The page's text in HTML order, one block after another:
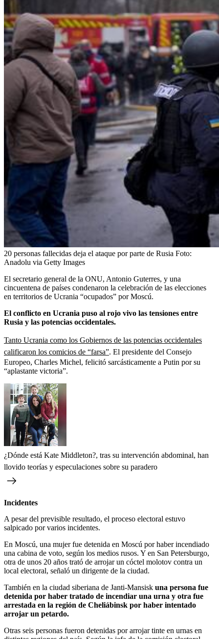
20 personas fallecidas deja el ataque por parte de Rusia Foto:
Anadolu via Getty Images
El secretario general de la ONU, Antonio Guterres, y una
cincuentena de países condenaron la celebración de las elecciones
en territorios de Ucrania “ocupados” por Moscú.
El conflicto en Ucrania puso al rojo vivo las tensiones entre
Rusia y las potencias occidentales.
Tanto Ucrania como los Gobiernos de las potencias occidentales
calificaron los comicios de “farsa”. El presidente del Consejo
Europeo, Charles Michel, felicitó sarcásticamente a Putin por su
“aplastante victoria”.
¿Dónde está Kate Middleton?, tras su intervención abdominal, han
llovido teorías y especulaciones sobre su paradero
Incidentes
A pesar del previsible resultado, el proceso electoral estuvo
salpicado por varios incidentes.
En Moscú, una mujer fue detenida en Moscú por haber incendiado
una cabina de voto, según los medios rusos. Y en San Petersburgo,
otra de unos 20 años trató de arrojar un cóctel molotov contra un
local electoral, señaló un dirigente de la ciudad.
También en la ciudad siberiana de Janti-Mansisk una persona fue
detenida por haber tratado de incendiar una urna y otra fue
arrestada en la región de Cheliábinsk por haber intentado
arrojar un petardo.
Otras seis personas fueron detenidas por arrojar tinte en urnas en